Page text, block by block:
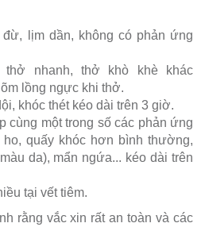
lịm dần, không có phản ứng
nhanh, thở khò khè khác
lồng ngực khi thở.
khóc thét kéo dài trên 3 giờ.
cùng một trong số các phản ứng
quấy khóc hơn bình thường,
da), mẩn ngứa... kéo dài trên
tại vết tiêm.
rằng vắc xin rất an toàn và các